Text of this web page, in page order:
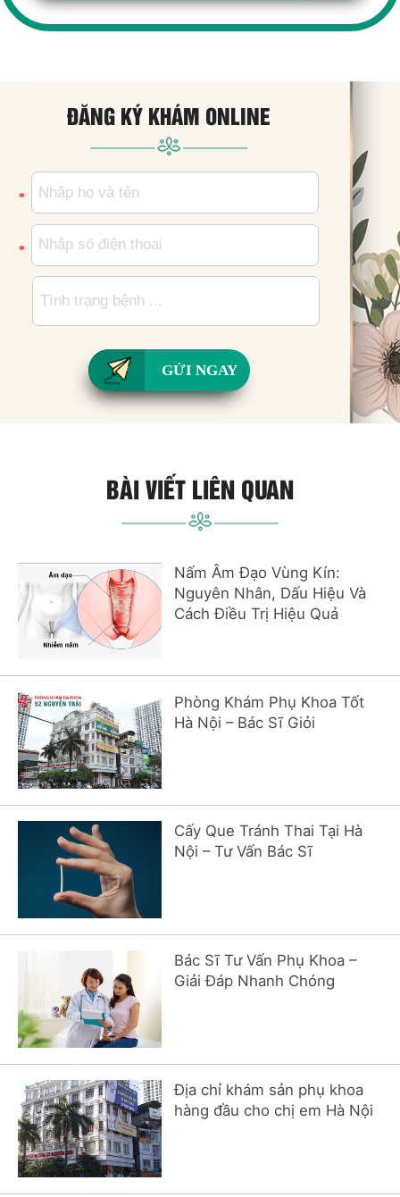
ĐĂNG KÝ KHÁM ONLINE
*
*
GỬI NGAY
BÀI VIẾT LIÊN QUAN
Nấm Âm Đạo Vùng Kín:
Nguyên Nhân, Dấu Hiệu Và
Cách Điều Trị Hiệu Quả
Phòng Khám Phụ Khoa Tốt
Hà Nội – Bác Sĩ Giỏi
Cấy Que Tránh Thai Tại Hà
Nội – Tư Vấn Bác Sĩ
Bác Sĩ Tư Vấn Phụ Khoa –
Giải Đáp Nhanh Chóng
Địa chỉ khám sản phụ khoa
hàng đầu cho chị em Hà Nội